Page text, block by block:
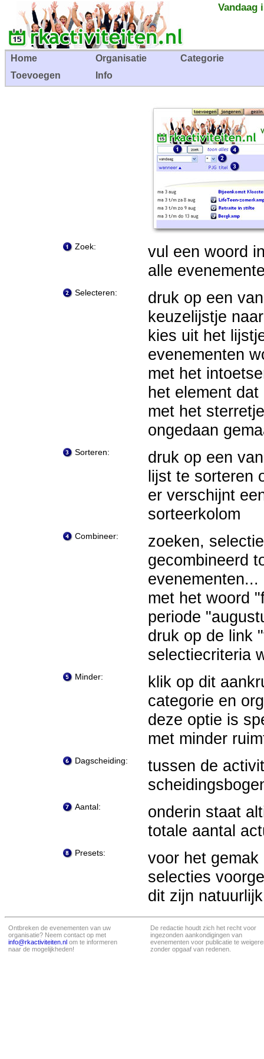
Vandaag
Home Organisatie
Categorie
Toevoegen
Info
Zoek:
vul een woord
alle
Selecteren:
druk op een
keuzelijstje
kies uit het
evenementen
met het
het element
met het
ongedaan
Sorteren:
druk op een
lijst te sorteren
er verschijnt
sorteerkolom
Combineer:
zoeken,
gecombineerd
evenementen...
met het woord
periode
druk op de link
selectiecriteria
Minder:
klik op dit
categorie en
deze optie is
met minder
Dagscheiding:
tussen de
Aantal:
onderin staat
totale aantal
Presets:
voor het
selecties
dit zijn
Ontbreken de evenementen van uw
organisatie? Neem contact op met
info@rkactiviteiten.nl om te informeren
naar de mogelijkheden!
De redactie houdt zich het recht voor
ingezonden aankondigingen van
evenementen voor publicatie te
zonder opgaaf van redenen.